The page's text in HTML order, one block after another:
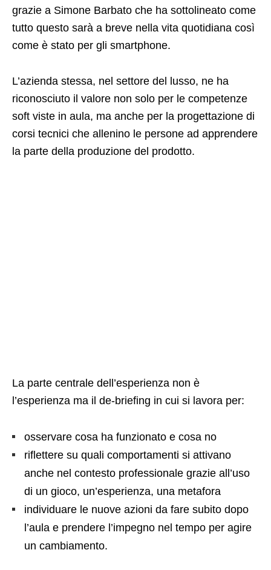
grazie a Simone Barbato che ha sottolineato come
tutto questo sarà a breve nella vita quotidiana così
come è stato per gli smartphone.
L’azienda stessa, nel settore del lusso, ne ha
riconosciuto il valore non solo per le competenze
soft viste in aula, ma anche per la progettazione di
corsi tecnici che allenino le persone ad apprendere
la parte della produzione del prodotto.
La parte centrale dell’esperienza non è
l’esperienza ma il de-briefing in cui si lavora per:
osservare cosa ha funzionato e cosa no
riflettere su quali comportamenti si attivano
anche nel contesto professionale grazie all’uso
di un gioco, un’esperienza, una metafora
individuare le nuove azioni da fare subito dopo
l’aula e prendere l’impegno nel tempo per agire
un cambiamento.